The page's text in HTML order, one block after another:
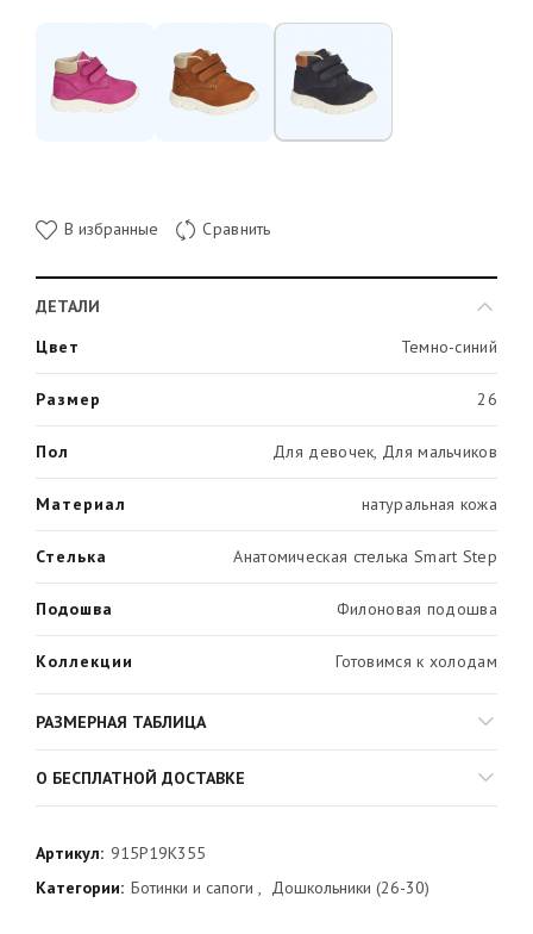
В избранные Сравнить
ДЕТАЛИ
Цвет
Темно-синий
Размер 26
Пол Для девочек, Для мальчиков
Материал натуральная кожа
Стелька Анатомическая стелька Smart Step
Подошва Филоновая подошва
Коллекции Готовимся к холодам
РАЗМЕРНАЯ ТАБЛИЦА
О БЕСПЛАТНОЙ ДОСТАВКЕ
Артикул: 915P19K355
Категории: Ботинки и сапоги , Дошкольники (26-30)